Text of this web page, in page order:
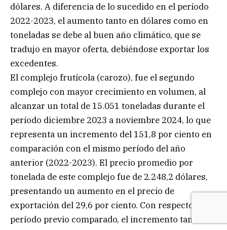
dólares. A diferencia de lo sucedido en el período
2022-2023, el aumento tanto en dólares como en
toneladas se debe al buen año climático, que se
tradujo en mayor oferta, debiéndose exportar los
excedentes.
El complejo frutícola (carozo), fue el segundo
complejo con mayor crecimiento en volumen, al
alcanzar un total de 15.051 toneladas durante el
período diciembre 2023 a noviembre 2024, lo que
representa un incremento del 151,8 por ciento en
comparación con el mismo período del año
anterior (2022-2023). El precio promedio por
tonelada de este complejo fue de 2.248,2 dólares,
presentando un aumento en el precio de
exportación del 29,6 por ciento. Con respecto al
período previo comparado, el incremento tanto en